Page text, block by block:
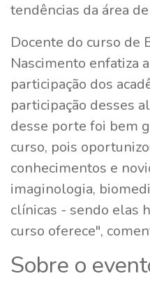
tendências da área
Docente do curso de
Nascimento enfatiza
participação dos
participação desses
desse porte foi bem
curso, pois
conhecimentos e
imaginologia,
clínicas - sendo elas
curso oferece",
Sobre o